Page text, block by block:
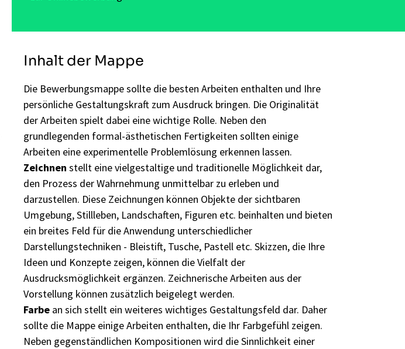
Inhalt der Mappe
Die Bewerbungsmappe sollte die besten Arbeiten enthalten und Ihre
persönliche Gestaltungskraft zum Ausdruck bringen. Die Originalität
der Arbeiten spielt dabei eine wichtige Rolle. Neben den
grundlegenden formal-ästhetischen Fertigkeiten sollten einige
Arbeiten eine experimentelle Problemlösung erkennen lassen.
Zeichnen stellt eine vielgestaltige und traditionelle Möglichkeit dar,
den Prozess der Wahrnehmung unmittelbar zu erleben und
darzustellen. Diese Zeichnungen können Objekte der sichtbaren
Umgebung, Stillleben, Landschaften, Figuren etc. beinhalten und bieten
ein breites Feld für die Anwendung unterschiedlicher
Darstellungstechniken - Bleistift, Tusche, Pastell etc. Skizzen, die Ihre
Ideen und Konzepte zeigen, können die Vielfalt der
Ausdrucksmöglichkeit ergänzen. Zeichnerische Arbeiten aus der
Vorstellung können zusätzlich beigelegt werden.
Farbe an sich stellt ein weiteres wichtiges Gestaltungsfeld dar. Daher
sollte die Mappe einige Arbeiten enthalten, die Ihr Farbgefühl zeigen.
Neben gegenständlichen Kompositionen wird die Sinnlichkeit einer